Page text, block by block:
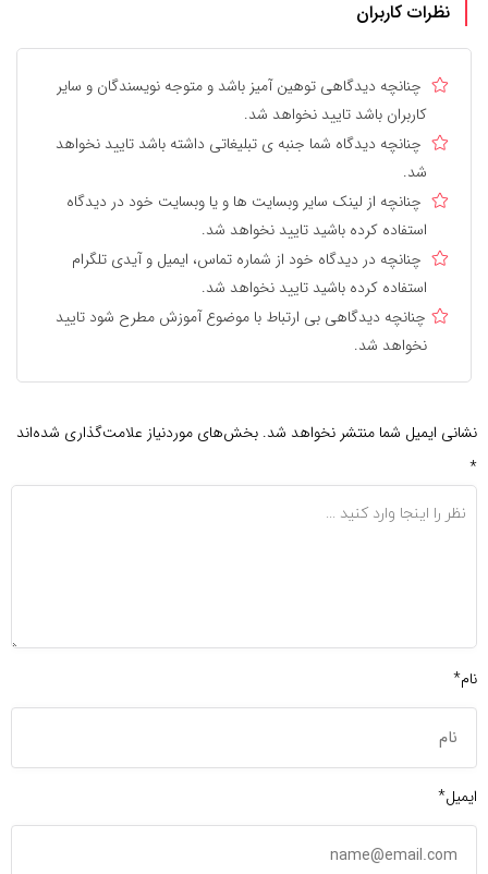
نظرات کاربران
چنانچه دیدگاهی توهین آمیز باشد و متوجه نویسندگان و سایر
کاربران باشد تایید نخواهد شد.
چنانچه دیدگاه شما جنبه ی تبلیغاتی داشته باشد تایید نخواهد
شد.
چنانچه از لینک سایر وبسایت ها و یا وبسایت خود در دیدگاه
استفاده کرده باشید تایید نخواهد شد.
چنانچه در دیدگاه خود از شماره تماس، ایمیل و آیدی تلگرام
استفاده کرده باشید تایید نخواهد شد.
چنانچه دیدگاهی بی ارتباط با موضوع آموزش مطرح شود تایید
نخواهد شد.
نشانی ایمیل شما منتشر نخواهد شد. بخش‌های موردنیاز علامت‌گذاری شده‌اند
*
نام*
ایمیل*